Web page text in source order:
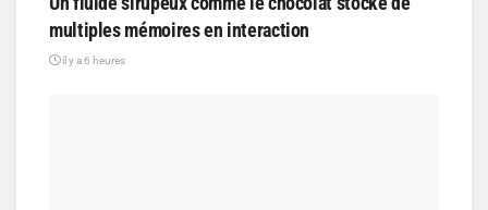
multiples mémoires en interaction
il y a 6 heures